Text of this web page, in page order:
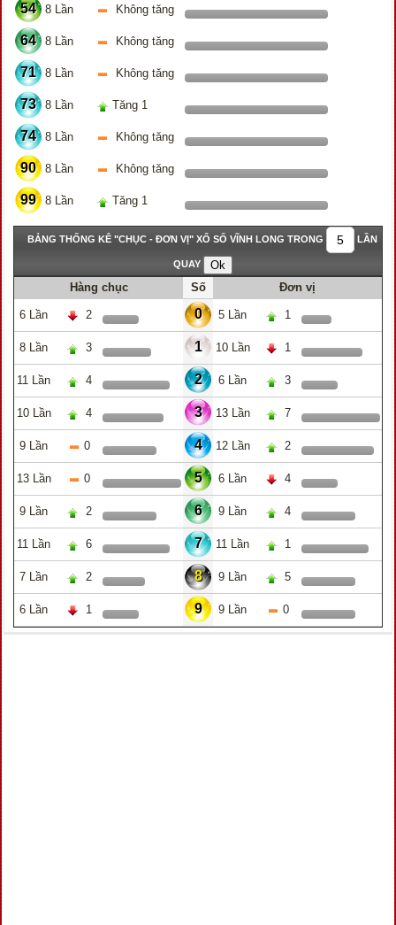
54 8 Lần Không tăng
64 8 Lần Không tăng
71 8 Lần Không tăng
73 8 Lần Tăng 1
74 8 Lần Không tăng
90 8 Lần Không tăng
99 8 Lần Tăng 1
BẢNG THỐNG KÊ "CHỤC - ĐƠN VỊ" XỔ SỐ VĨNH LONG TRONG LẦN
QUAY
Hàng chục Số Đơn vị
6 Lần 2 0 5 Lần 1
8 Lần 3 1 10 Lần 1
11 Lần 4 2 6 Lần 3
10 Lần 4 3 13 Lần 7
9 Lần 0 4 12 Lần 2
13 Lần 0 5 6 Lần 4
9 Lần 2 6 9 Lần 4
11 Lần 6 7 11 Lần 1
7 Lần 2 8 9 Lần 5
6 Lần 1 9 9 Lần 0